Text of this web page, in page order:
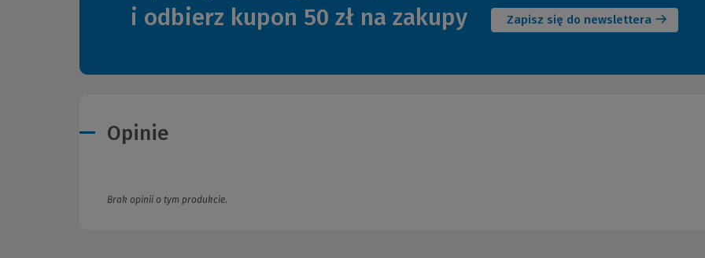
i odbierz kupon 50 zł na zakupy Zapisz się do newslettera
okno)
Opinie
Brak opinii o tym produkcie.